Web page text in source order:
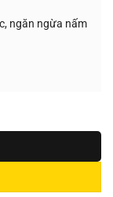
ngăn ngừa nấm